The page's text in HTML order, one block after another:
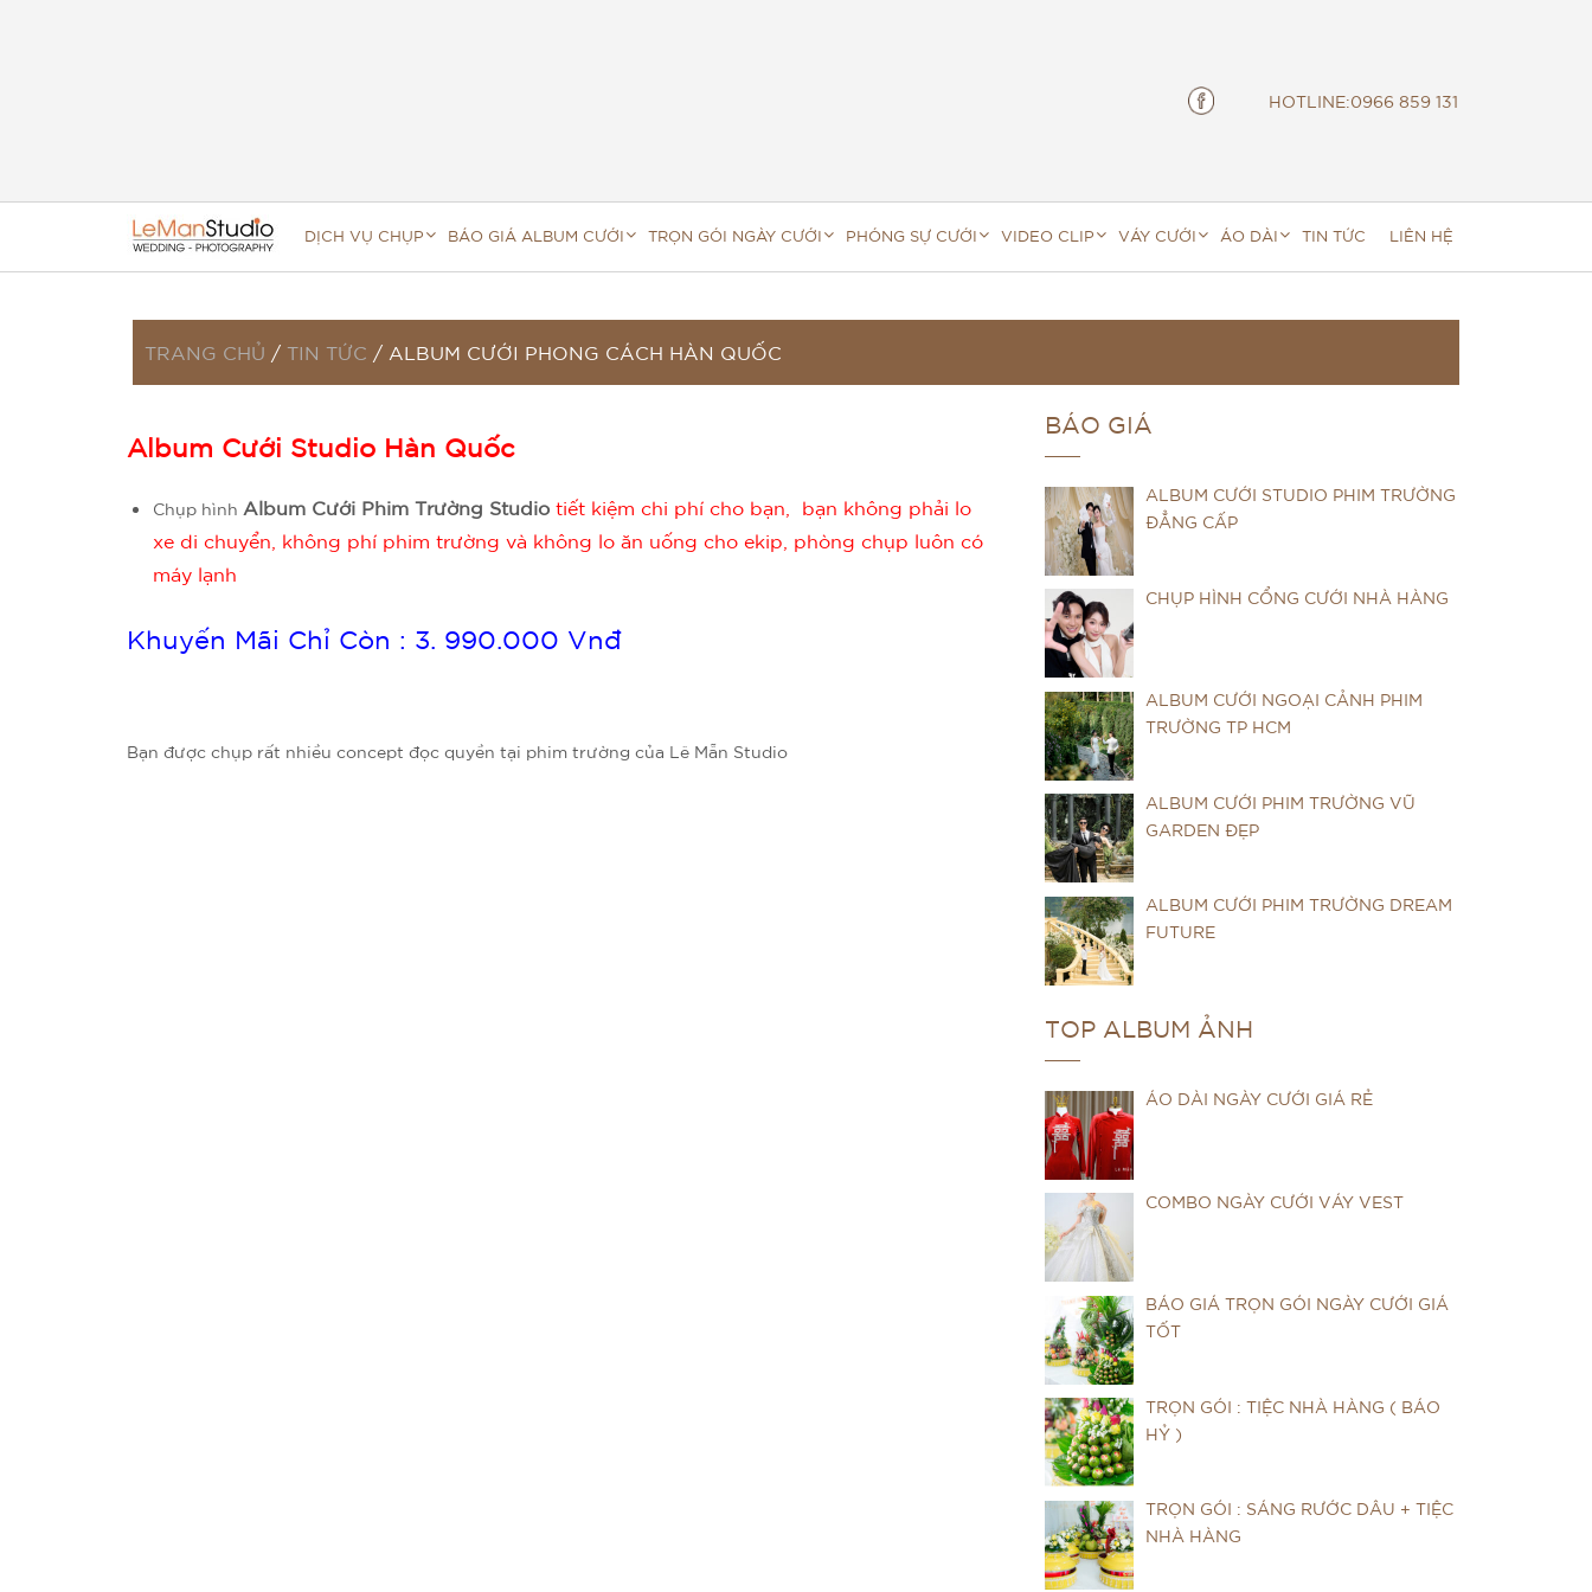
HOTLINE:0966 859 131
DỊCH VỤ CHỤP BÁO GIÁ ALBUM CƯỚI TRỌN GÓI NGÀY CƯỚI PHÓNG SỰ CƯỚI VIDEO CLIP VÁY CƯỚI ÁO DÀI TIN TỨC LIÊN HỆ
TRANG CHỦ / TIN TỨC / ALBUM CƯỚI PHONG CÁCH HÀN QUỐC
Album Cưới Studio Hàn Quốc
Chụp hình Album Cưới Phim Trường Studio tiết kiệm chi phí cho bạn, bạn không phải lo
xe di chuyển, không phí phim trường và không lo ăn uống cho ekip, phòng chụp luôn có
máy lạnh
Khuyến Mãi Chỉ Còn : 3. 990.000 Vnđ
Bạn được chụp rất nhiều concept đọc quyền tại phim trường của Lê Mẫn Studio
BÁO GIÁ
ALBUM CƯỚI STUDIO PHIM TRƯỜNG
ĐẲNG CẤP
CHỤP HÌNH CỔNG CƯỚI NHÀ HÀNG
ALBUM CƯỚI NGOẠI CẢNH PHIM
TRƯỜNG TP HCM
ALBUM CƯỚI PHIM TRƯỜNG VŨ
GARDEN ĐẸP
ALBUM CƯỚI PHIM TRƯỜNG DREAM
FUTURE
TOP ALBUM ẢNH
ÁO DÀI NGÀY CƯỚI GIÁ RẺ
COMBO NGÀY CƯỚI VÁY VEST
BÁO GIÁ TRỌN GÓI NGÀY CƯỚI GIÁ
TỐT
TRỌN GÓI : TIỆC NHÀ HÀNG ( BÁO
HỶ )
TRỌN GÓI : SÁNG RƯỚC DÂU + TIỆC
NHÀ HÀNG